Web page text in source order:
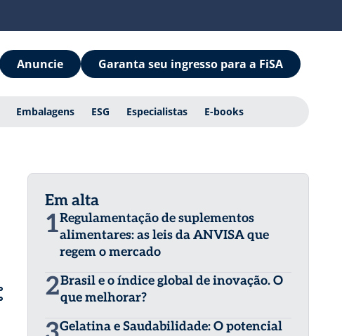
Anuncie Garanta seu ingresso para a FiSA
Embalagens ESG Especialistas E-books
Em alta
1Regulamentação de suplementos
alimentares: as leis da ANVISA que
regem o mercado
2Brasil e o índice global de inovação. O
que melhorar?
Gelatina e Saudabilidade: O potencial